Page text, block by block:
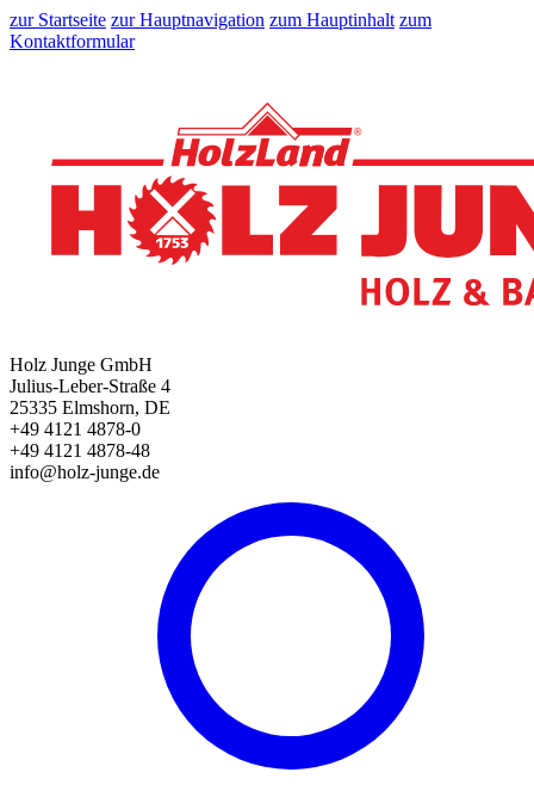
zur Startseite zur Hauptnavigation zum Hauptinhalt zum
Kontaktformular
Holz Junge GmbH
Julius-Leber-Straße 4
25335 Elmshorn, DE
+49 4121 4878-0
+49 4121 4878-48
info@holz-junge.de